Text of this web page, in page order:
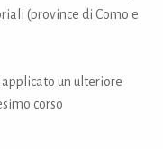
(province di Como e
un ulteriore
corso